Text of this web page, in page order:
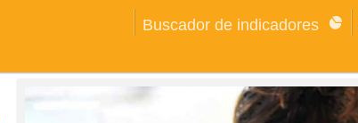
Buscador de indicadores